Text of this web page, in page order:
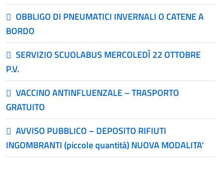
OBBLIGO DI PNEUMATICI INVERNALI O CATENE A
BORDO
SERVIZIO SCUOLABUS MERCOLEDÌ 22 OTTOBRE
P.V.
VACCINO ANTINFLUENZALE – TRASPORTO
GRATUITO
AVVISO PUBBLICO – DEPOSITO RIFIUTI
INGOMBRANTI (piccole quantità) NUOVA MODALITA’